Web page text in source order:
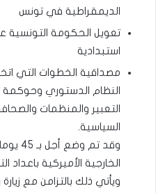
الديمقراطية في تونس
تعويل الحكومة التونسية
استبدادية
مصداقية الخطوات التي
النظام الدستوري
التعبير والمنظمات
السياسية.
وقد
الخارجية الأميركية باعداد
ويأتي ذلك بالتزامن مع